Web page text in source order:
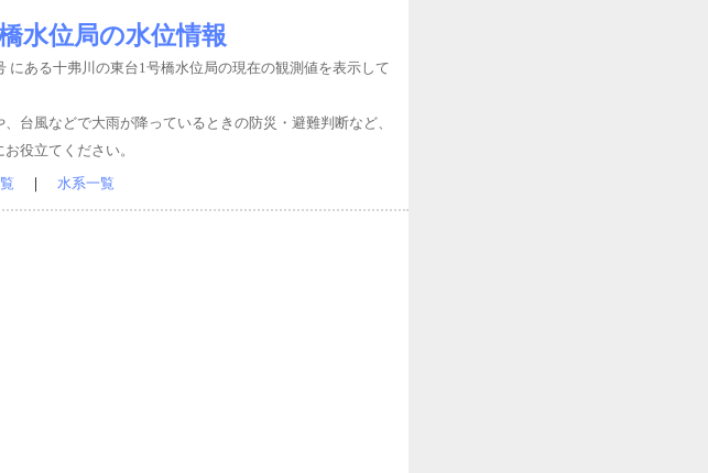
水位局の水位情報
にある十弗川の東台1号橋水位局の現在の観測値を表示して
台風などで大雨が降っているときの防災・避難判断など、
役立てください。
水系一覧